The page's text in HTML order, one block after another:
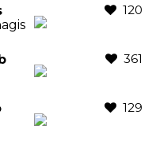
120
361
129